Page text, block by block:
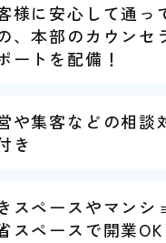
様に安心して通っ
、本部のカウンセ
ートを配備！
や集客などの相談
き
スペースやマンシ
スペースで開業OK